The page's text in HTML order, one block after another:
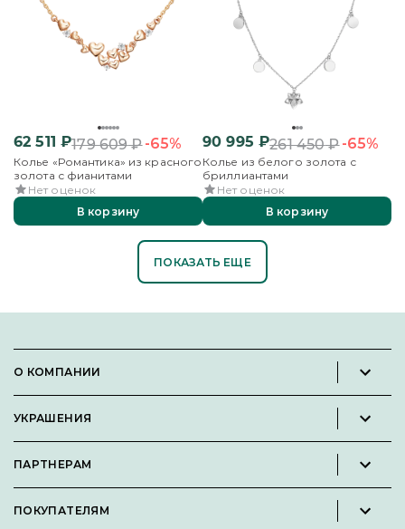
62 511 ₽179 609₽-65%
Колье «Романтика» из красного
золота с фианитами
Нет оценок
В корзину
90 995 ₽261 450₽-65%
Колье из белого золота с
бриллиантами
Нет оценок
В корзину
ПОКАЗАТЬ ЕЩЕ
О КОМПАНИИ
Вакансии
УКРАШЕНИЯ
Кольца
ПАРТНЕРАМ
Личный кабинет партнера
ПОКУПАТЕЛЯМ